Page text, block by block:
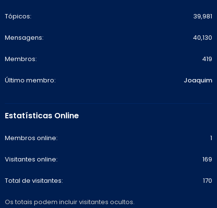
Tópicos 39,981
Mensagens 40,130
Membros 419
Último membro Joaquim
Estatísticas Online
Membros online 1
Visitantes online 169
Total de visitantes 170
Os totais podem incluir visitantes ocultos.